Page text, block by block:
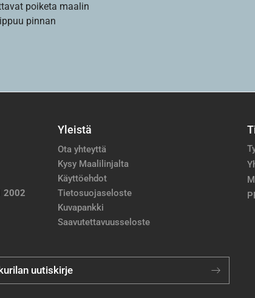
poiketa maalin
pinnan
2002
Yleistä
Ota yhteyttä
Kysy Maalilinjalta
Käyttöehdot
Tietosuojaseloste
Kuvapankki
Saavutettavuusseloste
uutiskirje